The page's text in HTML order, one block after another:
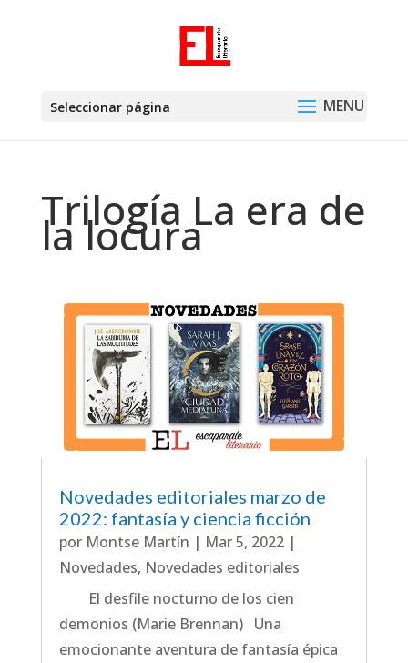
Seleccionar página
Trilogía La era de
la locura
Novedades editoriales marzo de
2022: fantasía y ciencia ficción
por Montse Martín | Mar 5, 2022|
Novedades, Novedades editoriales
El desfile nocturno de los cien
demonios (Marie Brennan) Una
emocionante aventura de fantasía épica